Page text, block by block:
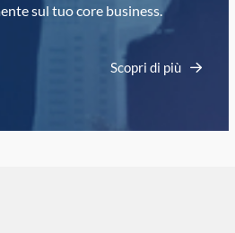
sul tuo core business.
Scopri di più